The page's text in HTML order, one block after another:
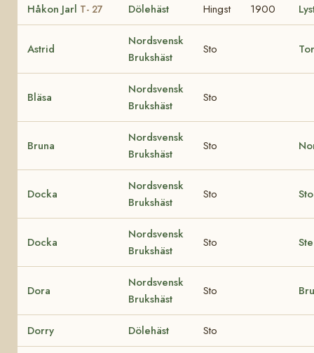
Håkon Jarl T- 27 Dölehäst Hingst 1900
Astrid
Nordsvensk
Brukshäst
Sto
Bläsa
Nordsvensk
Brukshäst
Sto
Bruna
Nordsvensk
Brukshäst
Sto
Docka
Nordsvensk
Brukshäst
Sto
Docka
Nordsvensk
Brukshäst
Sto
Dora
Nordsvensk
Brukshäst
Sto
Dorry Dölehäst Sto